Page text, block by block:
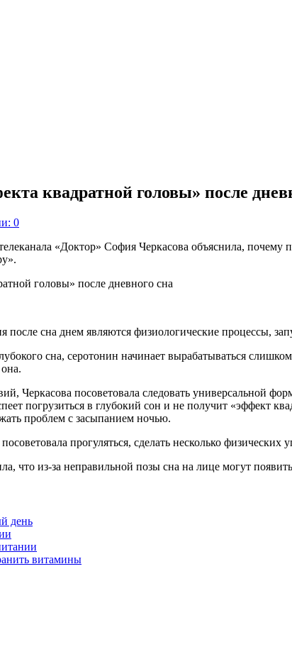
квадратной головы» после
0
«Доктор» София Черкасова объяснила,
после сна днем являются физиологические процессы,
сна, серотонин начинает вырабатываться
Черкасова посоветовала следовать универсальной
погрузиться в глубокий сон и не получит «эффект
проблем с засыпанием ночью.
прогуляться, сделать несколько
что из-за неправильной позы сна на лице могут
день
витамины